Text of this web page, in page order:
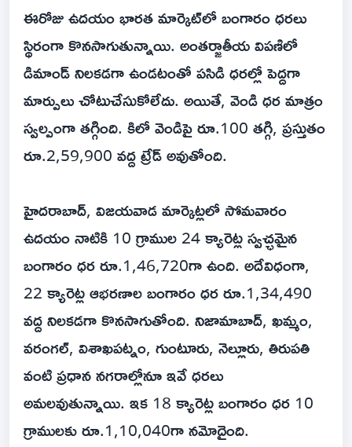
ఈరోజు ఉదయం భారత మార్కెట్‌లో బంగారం ధరలు
స్థిరంగా కొనసాగుతున్నాయి. అంతర్జాతీయ విపణిలో
డిమాండ్ నిలకడగా ఉండటంతో పసిడి ధరల్లో పెద్దగా
మార్పులు చోటుచేసుకోలేదు. అయితే, వెండి ధర మాత్రం
స్వల్పంగా తగ్గింది. కిలో వెండిపై రూ.100 తగ్గి, ప్రస్తుతం
రూ.2,59,900 వద్ద ట్రేడ్ అవుతోంది.
హైదరాబాద్, విజయవాడ మార్కెట్లలో సోమవారం
ఉదయం నాటికి 10 గ్రాముల 24 క్యారెట్ల స్వచ్ఛమైన
బంగారం ధర రూ.1,46,720గా ఉంది. అదేవిధంగా,
22 క్యారెట్ల ఆభరణాల బంగారం ధర రూ.1,34,490
వద్ద నిలకడగా కొనసాగుతోంది. నిజామాబాద్, ఖమ్మం,
వరంగల్, విశాఖపట్నం, గుంటూరు, నెల్లూరు, తిరుపతి
వంటి ప్రధాన నగరాల్లోనూ ఇవే ధరలు
అమలవుతున్నాయి. ఇక 18 క్యారెట్ల బంగారం ధర 10
గ్రాములకు రూ.1,10,040గా నమోదైంది.